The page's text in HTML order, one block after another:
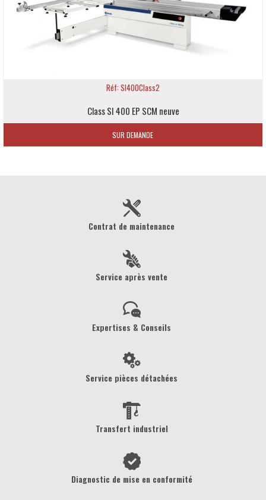
Réf: SI400Class2
Class SI 400 EP SCM neuve
SUR DEMANDE
Contrat de maintenance
Service après vente
Expertises & Conseils
Service pièces détachées
Transfert industriel
Diagnostic de mise en conformité